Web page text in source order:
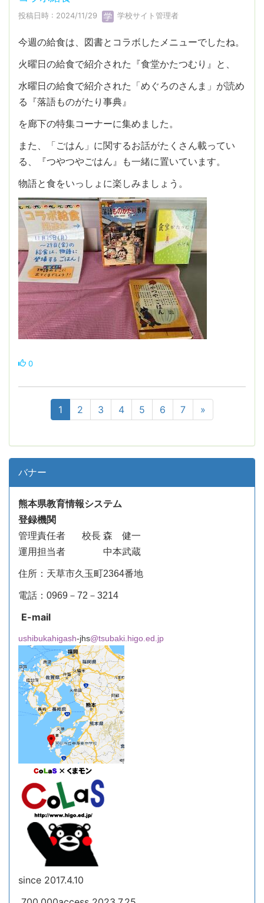
投稿日時 : 2024/11/29 学校サイト管理者
今週の給食は、図書とコラボしたメニューでしたね。
火曜日の給食で紹介された『食堂かたつむり』と、
水曜日の給食で紹介された「めぐろのさんま」が読め
る『落語ものがたり事典』
を廊下の特集コーナーに集めました。
また、「ごはん」に関するお話がたくさん載ってい
る、『つやつやごはん』も一緒に置いています。
物語と食をいっしょに楽しみましょう。
0
1 2 3 4 5 6 7 »
バナー
熊本県教育情報システム
登録機関
管理責任者 校長 森 健一
運用担当者 中本武蔵
住所：天草市久玉町2364番地
電話：0969－72－3214
E-mail
ushibukahigash-jhs@tsubaki.higo.ed.jp
since 2017.4.10